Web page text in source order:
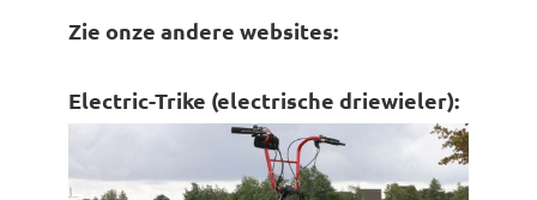
Zie onze andere websites:
Electric-Trike (electrische driewieler):